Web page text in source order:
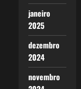
janeiro
2025
dezembro
2024
novembro